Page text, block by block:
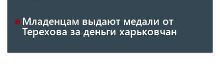
Младенцам выдают медали от
Терехова за деньги харьковчан